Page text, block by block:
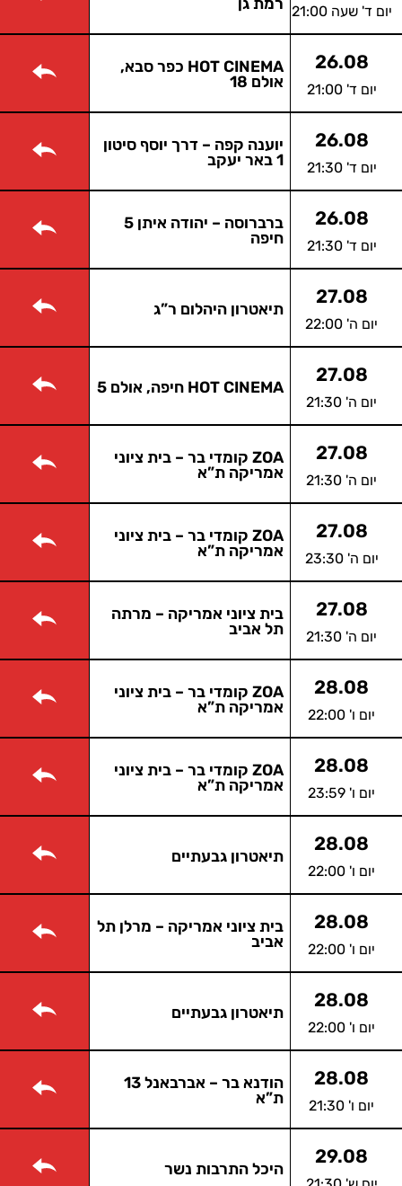
יום ד' שעה 21:00
רמת גן
26.08
יום ד' 21:00
HOT CINEMA כפר סבא,
אולם 18
26.08
יום ד' 21:30
יוענה קפה – דרך יוסף סיטון
1 באר יעקב
26.08
יום ד' 21:30
ברברוסה – יהודה איתן 5
חיפה
27.08
יום ה' 22:00
תיאטרון היהלום ר”ג
27.08
יום ה' 21:30
HOT CINEMA חיפה, אולם 5
27.08
יום ה' 21:30
ZOA קומדי בר – בית ציוני
אמריקה ת”א
27.08
יום ה' 23:30
ZOA קומדי בר – בית ציוני
אמריקה ת”א
27.08
יום ה' 21:30
בית ציוני אמריקה – מרתה
תל אביב
28.08
יום ו' 22:00
ZOA קומדי בר – בית ציוני
אמריקה ת”א
28.08
יום ו' 23:59
ZOA קומדי בר – בית ציוני
אמריקה ת”א
28.08
יום ו' 22:00
תיאטרון גבעתיים
28.08
יום ו' 22:00
בית ציוני אמריקה – מרלן תל
אביב
28.08
יום ו' 22:00
תיאטרון גבעתיים
28.08
יום ו' 21:30
הודנא בר – אברבאנל 13
ת”א
29.08
היכל התרבות נשר